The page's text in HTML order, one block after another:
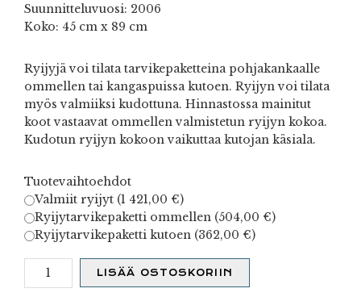
Suunnitteluvuosi: 2006
Koko: 45 cm x 89 cm
Ryijyjä voi tilata tarvikepaketteina pohjakankaalle
ommellen tai kangaspuissa kutoen. Ryijyn voi tilata
myös valmiiksi kudottuna. Hinnastossa mainitut
koot vastaavat ommellen valmistetun ryijyn kokoa.
Kudotun ryijyn kokoon vaikuttaa kutojan käsiala.
Tuotevaihtoehdot
Valmiit ryijyt (1 421,00 €)
Ryijytarvikepaketti ommellen (504,00 €)
Ryijytarvikepaketti kutoen (362,00 €)
Onni
määrä
LISÄÄ OSTOSKORIIN